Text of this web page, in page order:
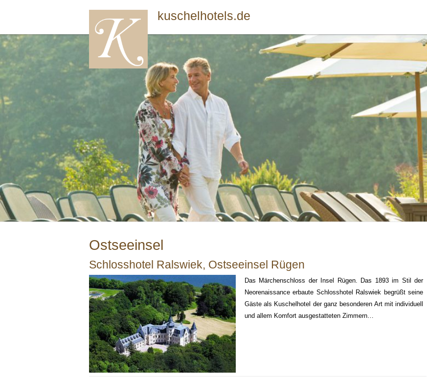
kuschelhotels.de
Ostseeinsel
Schlosshotel Ralswiek, Ostseeinsel Rügen
Das Märchenschloss der Insel Rügen. Das 1893 im Stil der
Neorenaissance erbaute Schlosshotel Ralswiek begrüßt seine
Gäste als Kuschelhotel der ganz besonderen Art mit individuell
und allem Komfort ausgestatteten Zimmern…